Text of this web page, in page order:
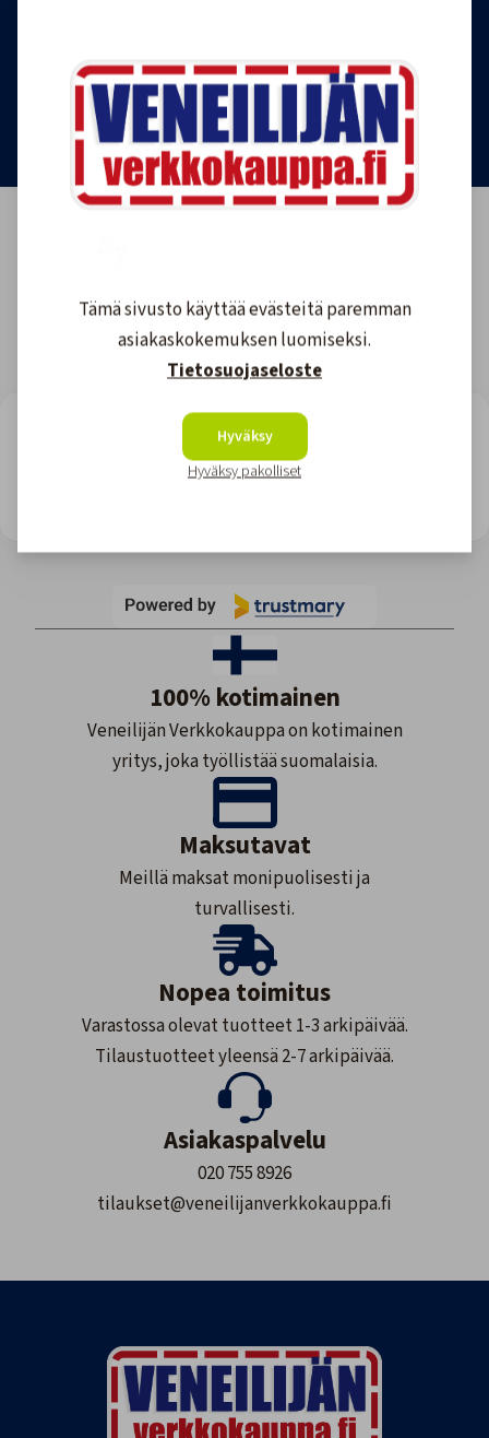
Tilaa uutiskirje
LOOKING FOR REVIEWS?
View all reviews
100% kotimainen
Veneilijän Verkkokauppa on kotimainen
yritys, joka työllistää suomalaisia.
Maksutavat
Meillä maksat monipuolisesti ja
turvallisesti.
Nopea toimitus
Varastossa olevat tuotteet 1-3 arkipäivää.
Tilaustuotteet yleensä 2-7 arkipäivää.
Asiakaspalvelu
020 755 8926
tilaukset@veneilijanverkkokauppa.fi
Tämä sivusto käyttää evästeitä paremman
asiakaskokemuksen luomiseksi.
Tietosuojaseloste
Hyväksy
Hyväksy pakolliset